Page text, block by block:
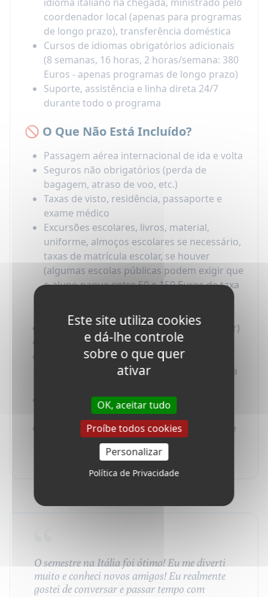
coordenador local (apenas para programas
de longo prazo), transferência doméstica
Cursos de idiomas obrigatórios adicionais
(8 semanas, 16 horas, 2 horas/semana: 380
Euros - apenas programas de longo prazo)
Suporte, assistência e linha direta 24/7
durante todo o programa
🚫 O Que Não Está Incluído?
Passagem aérea internacional de ida e volta
Seguros não obrigatórios (perda de
bagagem, atraso de voo, etc.)
Taxas de visto, residência, passaporte e
exame médico
Excursões escolares, livros, material,
uniforme, almoços escolares se necessário,
taxas de matrícula escolar, se houver
(algumas escolas públicas podem exigir que
o aluno pague entre 50 e 150 Euros de taxa
Transporte local (para a escola e particular)
Atividades extras organizadas pela escola
Viagens domésticas durante o programa,
incluindo mudanças de host family (família
Despesas pessoais e dinheiro de bolso
(pocket money)
Seguro médico, de responsabilidade civil e
de repatriamento de emergência
O semestre na Itália foi ótimo! Eu me diverti
muito e conheci novos amigos! Eu realmente
gostei de conversar e passar tempo com
Este site utiliza cookies
e dá-lhe controle
sobre o que quer
ativar
OK, aceitar tudo
Proíbe todos cookies
Personalizar
Política de Privacidade